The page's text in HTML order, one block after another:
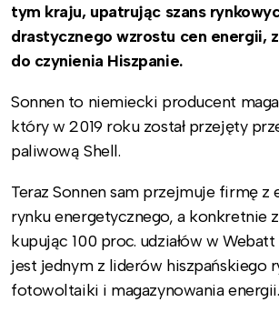
tym kraju, upatrując szans
drastycznego wzrostu cen energii,
do czynienia Hiszpanie.
Sonnen to niemiecki producent
który w 2019 roku został przejęty
paliwową Shell.
Teraz Sonnen sam przejmuje firmę z
rynku energetycznego, a konkretnie
kupując 100 proc. udziałów w
jest jednym z liderów hiszpańskiego
fotowoltaiki i magazynowania energii.